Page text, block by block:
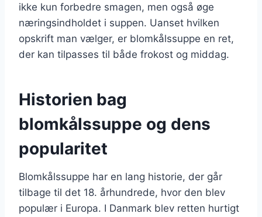
ikke kun forbedre smagen, men også øge
næringsindholdet i suppen. Uanset hvilken
opskrift man vælger, er blomkålssuppe en ret,
der kan tilpasses til både frokost og middag.
Historien bag
blomkålssuppe og dens
popularitet
Blomkålssuppe har en lang historie, der går
tilbage til det 18. århundrede, hvor den blev
populær i Europa. I Danmark blev retten hurtigt